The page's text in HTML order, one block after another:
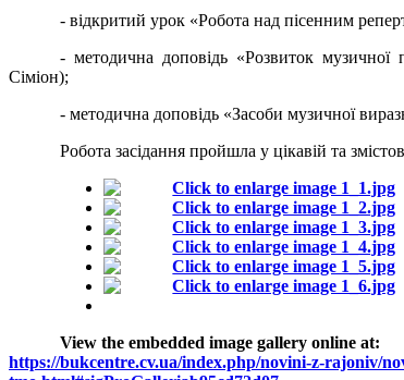
- відкритий урок «Робота над пісенним
- методична доповідь «Розвиток музичної
Сіміон);
- методична доповідь «Засоби музичної
Робота засідання пройшла у цікавій та
View the embedded image gallery online at:
https://bukcentre.cv.ua/index.php/novini-z-rajoniv/